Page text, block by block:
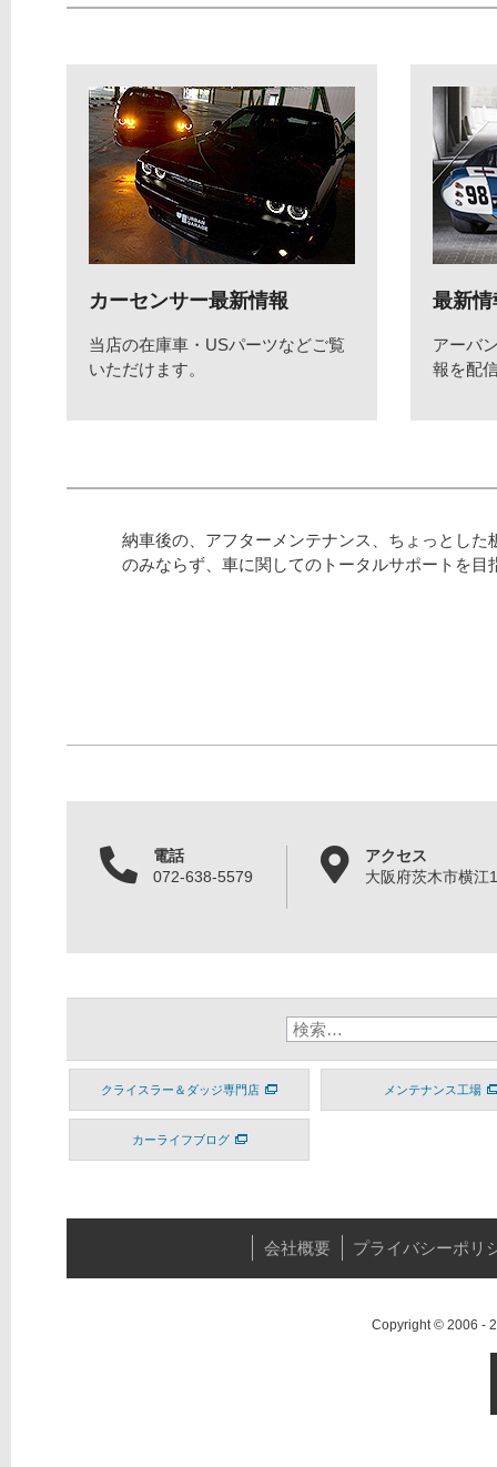
カーセンサー最新情報
当店の在庫車・USパーツなどご覧
いただけます。
最新情
アーバ
報を配
納車後の、アフターメンテナンス、ちょっとした
のみならず、車に関してのトータルサポートを目
電話
072-638-5579
アクセス
大阪府茨木市横江
クライスラー＆ダッジ専門店 メンテナンス工場
カーライフブログ
会社概要 プライバシーポリ
Copyright © 2006 -